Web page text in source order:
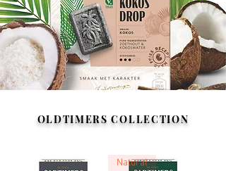
OLDTIMERS COLLECTION
Natural